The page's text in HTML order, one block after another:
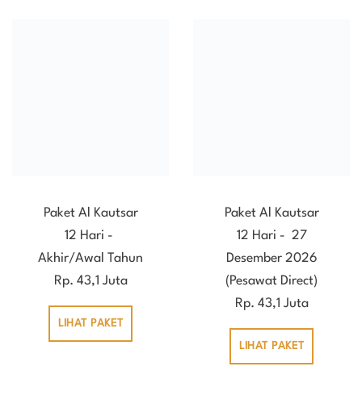
Paket Al Kautsar
12 Hari -
Akhir/Awal Tahun
Rp. 43,1 Juta
LIHAT PAKET
Paket Al Kautsar
12 Hari - 27
Desember 2026
(Pesawat Direct)
Rp. 43,1 Juta
LIHAT PAKET